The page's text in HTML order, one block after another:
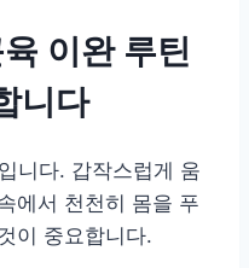
이완 루틴
니다
니다. 갑작스럽게 움
에서 천천히 몸을 푸
이 중요합니다.